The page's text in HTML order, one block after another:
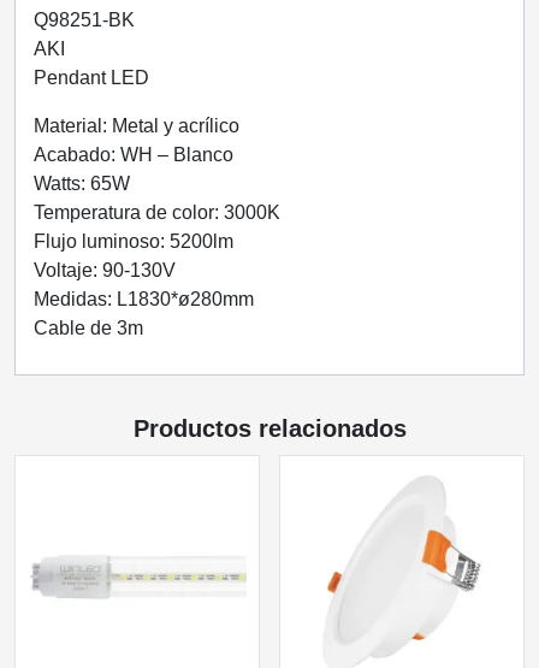
LIGHTING
cantidad
Q98251-BK
AKI
Pendant LED
Material: Metal y acrílico
Acabado: WH – Blanco
Watts: 65W
Temperatura de color: 3000K
Flujo luminoso: 5200lm
Voltaje: 90-130V
Medidas: L1830*ø280mm
Cable de 3m
Productos relacionados